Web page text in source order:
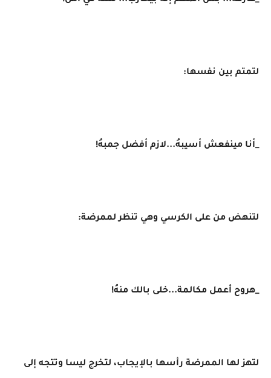
لتمتم بين نفسها:
_أنا مينفعش أسيبهُ...لازم أفضل جمبهُ!
لتنهض من على الكرسي وهي تنظر لممرضة:
_هروح أعمل مكالمة...خلى بالك منهُ!
لتهز لها الممرضة رأسها بالإيجاب، لتخرج ليسا وتتجه إلى